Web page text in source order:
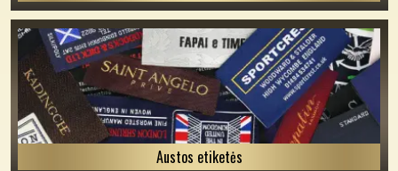
Austos etiketės